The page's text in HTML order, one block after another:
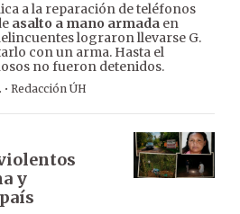
a la reparación de teléfonos
asalto a mano armada en
lograron llevarse G.
con un arma. Hasta el
no fueron detenidos.
· Redacción ÚH
y